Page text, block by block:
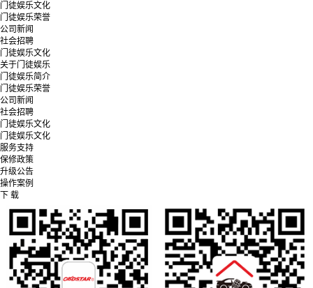
门徒娱乐文化
门徒娱乐荣誉
公司新闻
社会招聘
门徒娱乐文化
关于门徒娱乐
门徒娱乐简介
门徒娱乐荣誉
公司新闻
社会招聘
门徒娱乐文化
门徒娱乐文化
服务支持
保修政策
升级公告
操作案例
下 载